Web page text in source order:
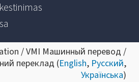
/ VMI Машинный перевод /
переклад (English, Русский,
Українська)